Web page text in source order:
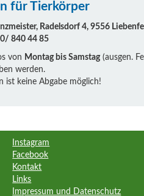
für Tierkörper
Radelsdorf 4, 9556
840 44 85
von Montag bis Samstag(ausgen.
werden.
ist keine Abgabe möglich!
Instagram
Facebook
Kontakt
Links
Impressum und Datenschutz